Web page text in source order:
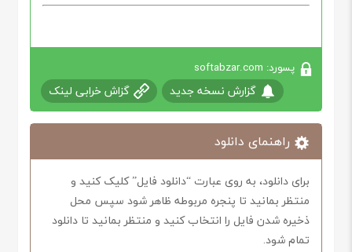
پسورد: softabzar.com
گزارش نسخه جدید گزاش خرابی لینک
راهنمای دانلود
برای دانلود، به روی عبارت “دانلود فایل” کلیک کنید و
منتظر بمانید تا پنجره مربوطه ظاهر شود سپس محل
ذخیره شدن فایل را انتخاب کنید و منتظر بمانید تا دانلود
تمام شود.